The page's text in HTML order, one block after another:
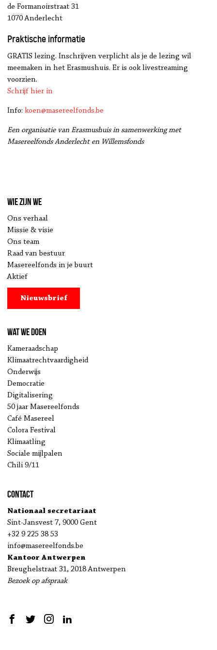
de Formanoirstraat 31
1070 Anderlecht
Praktische informatie
GRATIS lezing. Inschrijven verplicht als je de lezing wil
meemaken in het Erasmushuis. Er is ook livestreaming
voorzien.
Schrijf hier in
Info: koen@masereelfonds.be
Een organisatie van Erasmushuis in samenwerking met
Masereelfonds Anderlecht en Willemsfonds
Wie zijn we
Ons verhaal
Missie & visie
Ons team
Raad van bestuur
Masereelfonds in je buurt
Aktief
Nieuwsbrief
Wat we doen
Kameraadschap
Klimaatrechtvaardigheid
Onderwijs
Democratie
Digitalisering
50 jaar Masereelfonds
Café Masereel
Colora Festival
Klimaatling
Sociale mijlpalen
Chili 9/11
Contact
Nationaal secretariaat
Sint-Jansvest 7, 9000 Gent
+32 9 225 38 53
info@masereelfonds.be
Kantoor Antwerpen
Breughelstraat 31, 2018 Antwerpen
Bezoek op afspraak